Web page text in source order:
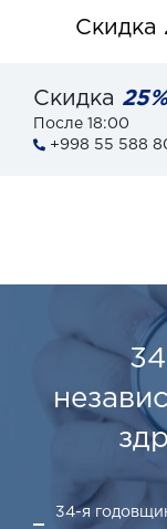
Скидка
Скидка 25%
После 18:00
+998 55 588
34-я